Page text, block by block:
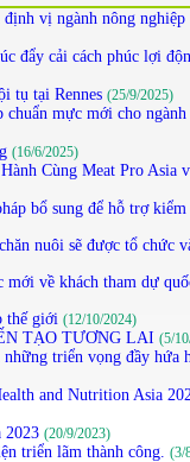
vị ngành nông nghiệp
đẩy cải cách phúc lợi
tụ tại Rennes (25/9/2025)
mực mới cho ngành
(16/6/2025)
Cùng Meat Pro Asia
bổ sung để hỗ trợ kiểm
nuôi sẽ được tổ chức
về khách tham dự
thế giới (12/10/2024)
TẠO TƯƠNG LAI (5/
triển vọng đầy hứa
and Nutrition Asia
2023 (20/9/2023)
triển lãm thành công. (3/